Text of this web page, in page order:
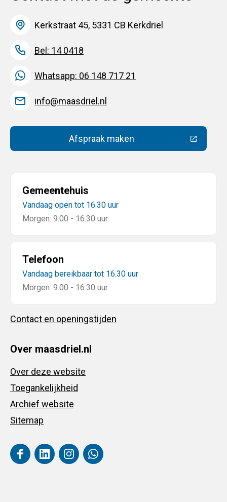
Kerkstraat 45, 5331 CB Kerkdriel
Bel: 14 0418
Whatsapp: 06 148 717 21
info@maasdriel.nl
Afspraak maken(Deze link gaat naar een
Gemeentehuis
Vandaag open tot 16.30 uur
Morgen: 9.00 - 16.30 uur
Telefoon
Vandaag bereikbaar tot 16.30 uur
Morgen: 9.00 - 16.30 uur
Contact en openingstijden
Over maasdriel.nl
Over deze website
Toegankelijkheid
Archief website
Sitemap